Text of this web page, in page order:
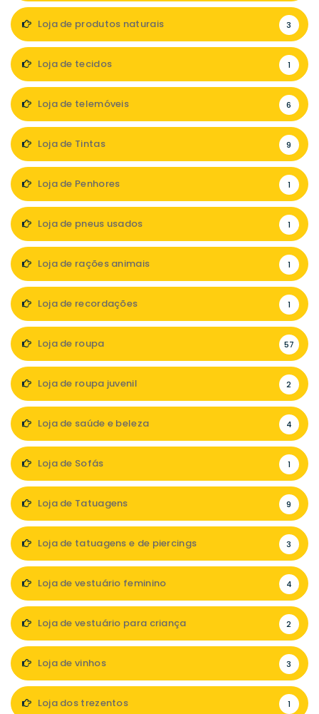
Loja de produtos naturais 3
Loja de tecidos 1
Loja de telemóveis 6
Loja de Tintas 9
Loja de Penhores 1
Loja de pneus usados 1
Loja de rações animais 1
Loja de recordações 1
Loja de roupa 57
Loja de roupa juvenil 2
Loja de saúde e beleza 4
Loja de Sofás 1
Loja de Tatuagens 9
Loja de tatuagens e de piercings 3
Loja de vestuário feminino 4
Loja de vestuário para criança 2
Loja de vinhos 3
Loja dos trezentos 1